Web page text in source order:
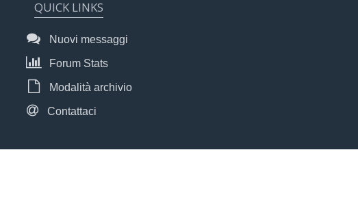
QUICK LINKS
Nuovi messaggi
Forum Stats
Modalità archivio
Contattaci